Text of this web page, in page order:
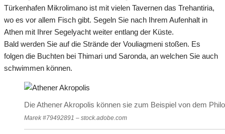
Türkenhafen Mikrolimano ist mit vielen Tavernen das Trehantiria,
wo es vor allem Fisch gibt. Segeln Sie nach Ihrem Aufenhalt in
Athen mit Ihrer Segelyacht weiter entlang der Küste.
Bald werden Sie auf die Strände der Vouliagmeni stoßen. Es
folgen die Buchten bei Thimari und Saronda, an welchen Sie auch
schwimmen können.
Die Athener Akropolis können sie zum Beispiel von dem
Marek #79492891 – stock.adobe.com